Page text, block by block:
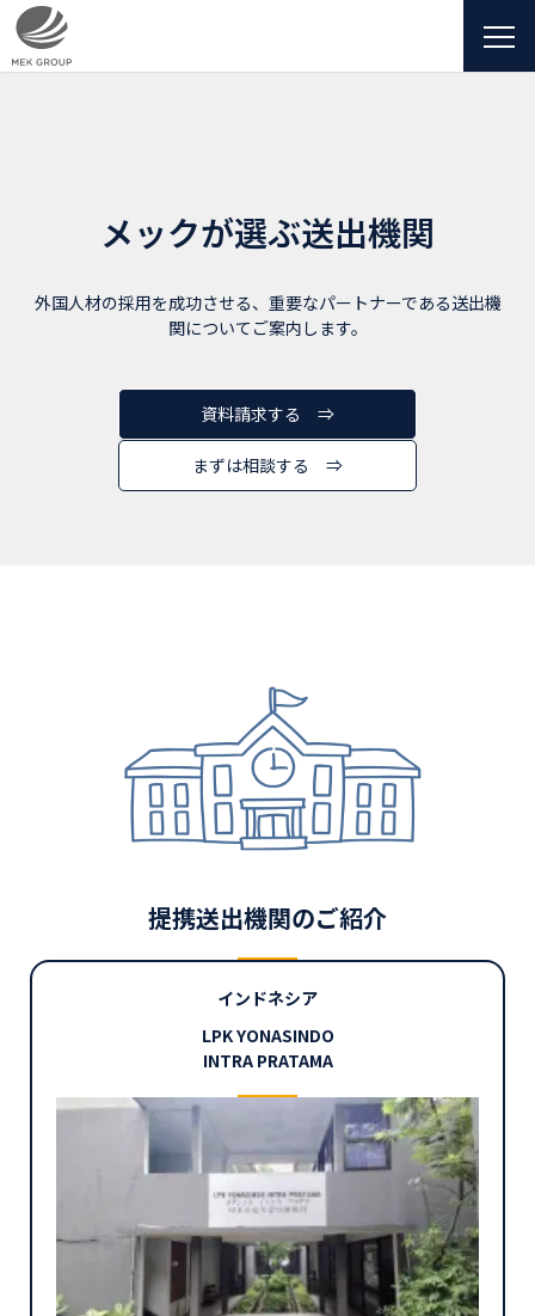
メックが選ぶ送出機関
外国人材の採用を成功させる、重要なパートナーである送出機
関についてご案内します。
資料請求する ⇒
まずは相談する ⇒
提携送出機関のご紹介
インドネシア
LPK YONASINDO
INTRA PRATAMA